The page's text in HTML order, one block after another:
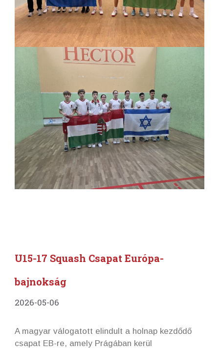
U15-17 Squash Csapat Európa-
bajnokság
2026-05-06
A magyar válogatott elindult a holnap kezdődő
csapat EB-re, amely Prágában kerül